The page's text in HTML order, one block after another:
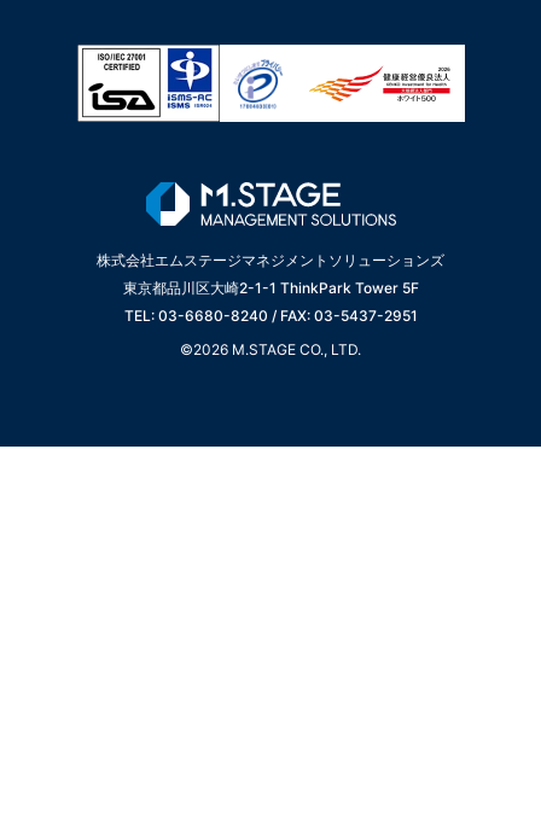
株式会社エムステージマネジメントソリューションズ
東京都品川区大崎2-1-1 ThinkPark Tower 5F
TEL: 03-6680-8240 / FAX: 03-5437-2951
©2026 M.STAGE CO., LTD.